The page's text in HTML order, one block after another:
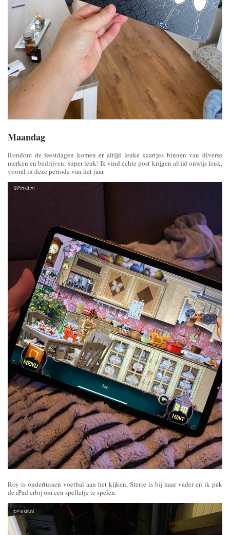
Maandag
Rondom de feestdagen komen er altijd leuke kaartjes binnen van diverse
merken en bedrijven, super leuk! Ik vind échte post krijgen altijd onwijs leuk,
vooral in deze periode van het jaar.
Roy is ondertussen voetbal aan het kijken, Sterre is bij haar vader en ik pak
de iPad erbij om een spelletje te spelen.